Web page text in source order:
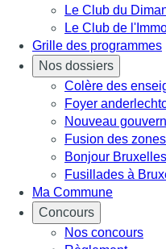
Le Club du
Le Club de
Grille des programmes
Nos dossiers
Colère des
Foyer
Nouveau
Fusion des
Bonjour Bruxelles
Fusillades à
Ma Commune
Concours
Nos concours